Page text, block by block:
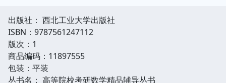
出版社： 西北工业大学出版社
ISBN：9787561247112
版次：1
商品编码：11897555
包装：平装
丛书名： 高等院校考研数学精品辅导丛书